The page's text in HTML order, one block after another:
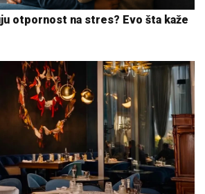
otpornost na stres? Evo šta kaže